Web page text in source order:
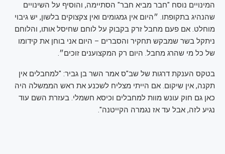
המינויים נוסח "חבר מביא חבר" הסתיימה, והוסיף על השינויים
שהנהיג בתקופתו. ״היום אין גמגומים ואין צקצוקים בלשון, יש גיבוי
מוחלט. אם פעם מחבל זרק בקבוק על לוחם שחיסל אותו, והלוחם
ניתקל בשר שמבקש תחקיר והסברים – היום אני בוחן את קידומו
של כל מי שהרג מחבל. היום רק המקצוענים זוכים״.
בטקס הענקת דרגות של שב"ס אמר השר בן גביר: "למחבלים אין
תקנה, אין שיקום. אם הייתי מצליח לשכנע את ראש הממשלה היה
כאן גם חוק עונש מוות למחבלים וכיסא חשמלי. בעזרת השם עוד
נגיע לזה, אבל עד אז נגמרה הקייטנה".